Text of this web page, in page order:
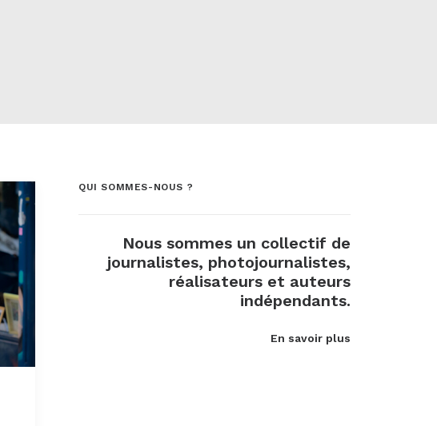
QUI SOMMES-NOUS ?
Nous sommes un collectif de
journalistes, photojournalistes,
réalisateurs et auteurs
indépendants.
En savoir plus